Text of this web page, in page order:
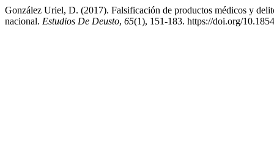
González Uriel, D. (2017). Falsificación de productos médicos y
nacional. Estudios De Deusto, 65(1), 151-183. https://doi.org/